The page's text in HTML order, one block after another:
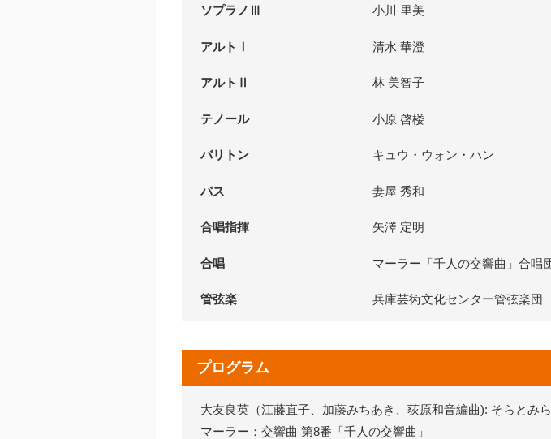
ソプラノⅢ 小川 里美
アルトⅠ 清水 華澄
アルトⅡ 林 美智子
テノール 小原 啓楼
バリトン キュウ・ウォン・ハン
バス 妻屋 秀和
合唱指揮 矢澤 定明
合唱 マーラー「千人の交響曲」合唱
管弦楽 兵庫芸術文化センター管弦楽団
プログラム
大友良英（江藤直子、加藤みちあき、荻原和音編曲): そらとみ
マーラー：交響曲 第8番「千人の交響曲」